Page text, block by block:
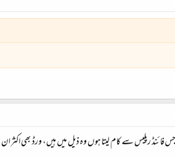
رپلیس سے کام لیتا ہوں وہ ذیل میں ہیں، ورڈ بھی اکثر